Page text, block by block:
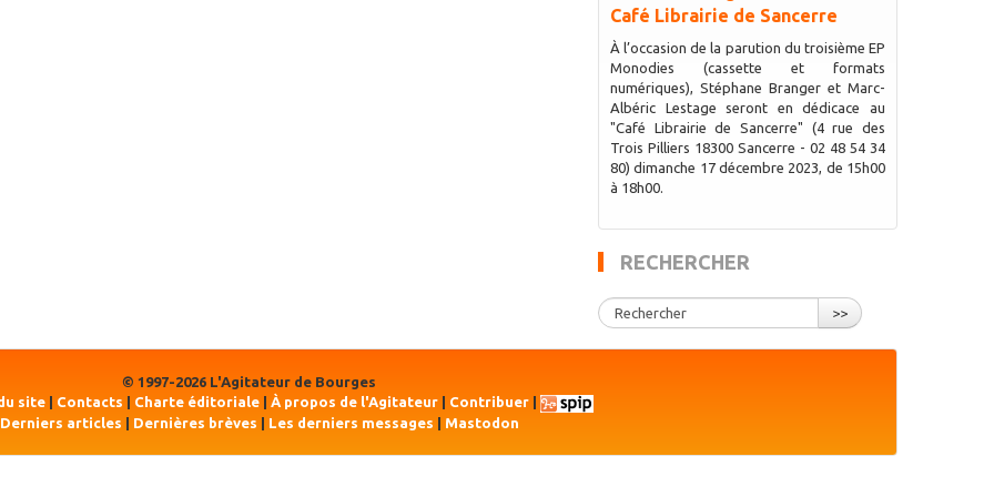
Café Librairie de Sancerre
À l’occasion de la parution du troisième EP
Monodies (cassette et formats
numériques), Stéphane Branger et Marc-
Albéric Lestage seront en dédicace au
"Café Librairie de Sancerre" (4 rue des
Trois Pilliers 18300 Sancerre - 02 48 54 34
80) dimanche 17 décembre 2023, de 15h00
à 18h00.
RECHERCHER
>>
© 1997-2026 L'Agitateur de Bourges
site Contacts Charte éditoriale À propos de l'Agitateur Contribuer
Derniers articles | Dernières brèves | Les derniers messages | Mastodon